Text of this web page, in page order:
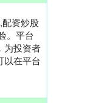
资炒股
。平台
为投资者
以在平台